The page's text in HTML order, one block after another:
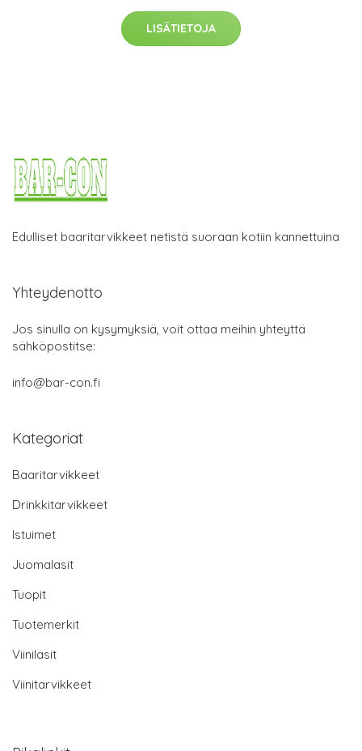
LISÄTIETOJA
Edulliset baaritarvikkeet netistä suoraan kotiin kannettuina
Yhteydenotto
Jos sinulla on kysymyksiä, voit ottaa meihin yhteyttä
sähköpostitse:
info@bar-con.fi
Kategoriat
Baaritarvikkeet
Drinkkitarvikkeet
Istuimet
Juomalasit
Tuopit
Tuotemerkit
Viinilasit
Viinitarvikkeet